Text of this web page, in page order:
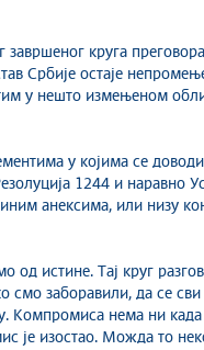
круга
Србије остаје
у нешто измењеном
у којима се
1244 и наравно
анексима, или низу
истине. Тај круг
заборавили, да се
нема ни када
је изостао. Можда то